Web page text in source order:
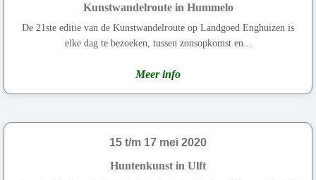
Kunstwandelroute in Hummelo
De 21ste editie van de Kunstwandelroute op Landgoed Enghuizen is
elke dag te bezoeken, tussen zonsopkomst en...
Meer info
15 t/m 17 mei 2020
Huntenkunst in Ulft